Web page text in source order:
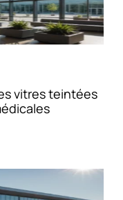
vitres teintées